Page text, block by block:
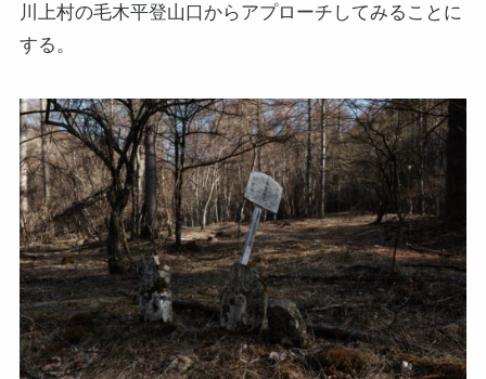
川上村の毛木平登山口からアプローチしてみることに
する。